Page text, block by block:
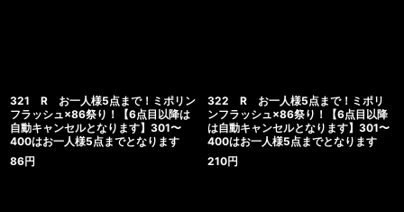
321 R お一人様5点まで！ミポリン
フラッシュ×86祭り！【6点目以降は
自動キャンセルとなります】301〜
400はお一人様5点までとなります
86円
322 R お一人様5点まで！ミポリ
ンフラッシュ×86祭り！【6点目以降
は自動キャンセルとなります】301〜
400はお一人様5点までとなります
210円